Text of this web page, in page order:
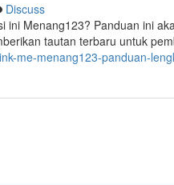
Discuss
ini Menang123? Panduan ini
tautan terbaru untuk
me-menang123-panduan-